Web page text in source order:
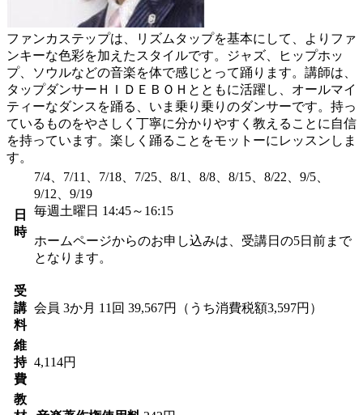
ファンカステップは、リズムタップを基本にして、よりファ
ンキーな色彩を加えたスタイルです。ジャズ、ヒップホッ
プ、ソウルなどの音楽を体で感じとって踊ります。講師は、
タップダンサーＨＩＤＥＢＯＨとともに活躍し、オールマイ
ティーなダンスを踊る、いま乗り乗りのダンサーです。持っ
ているものをやさしく丁寧に分かりやすく教えることに自信
を持っています。楽しく踊ることをモットーにレッスンしま
す。
日
時
7/4、7/11、7/18、7/25、8/1、8/8、8/15、8/22、9/5、
9/12、9/19
毎週土曜日 14:45～16:15
ホームページからのお申し込みは、受講日の5日前まで
となります。
受
講
料
会員 3か月 11回 39,567円（うち消費税額3,597円）
維
持
費
4,114円
教